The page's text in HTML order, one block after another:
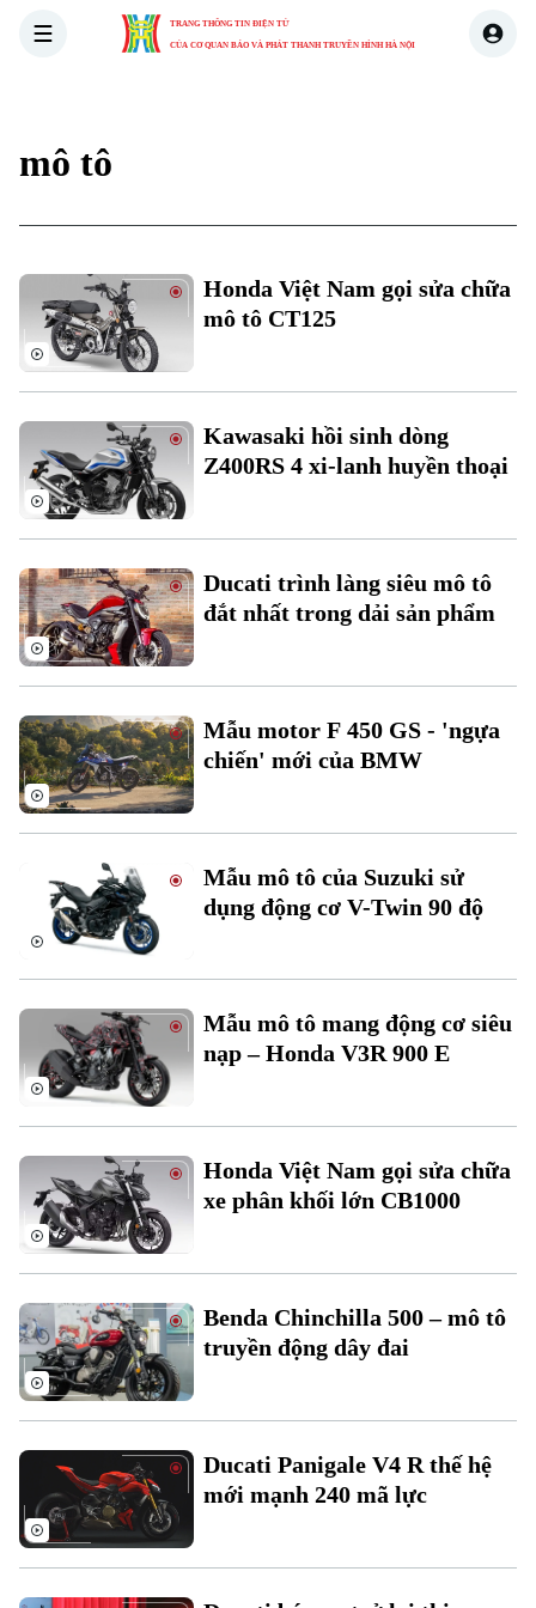
TRANG THÔNG TIN ĐIỆN TỬ
CỦA CƠ QUAN BÁO VÀ PHÁT THANH TRUYỀN HÌNH HÀ NỘI
Xu hướng
Chuyên mục
mô tô
Honda Việt Nam gọi sửa chữa
mô tô CT125
Kawasaki hồi sinh dòng
Z400RS 4 xi-lanh huyền thoại
Ducati trình làng siêu mô tô
đắt nhất trong dải sản phẩm
Mẫu motor F 450 GS - 'ngựa
chiến' mới của BMW
Mẫu mô tô của Suzuki sử
dụng động cơ V-Twin 90 độ
Mẫu mô tô mang động cơ siêu
nạp – Honda V3R 900 E
Honda Việt Nam gọi sửa chữa
xe phân khối lớn CB1000
Benda Chinchilla 500 – mô tô
truyền động dây đai
Ducati Panigale V4 R thế hệ
mới mạnh 240 mã lực